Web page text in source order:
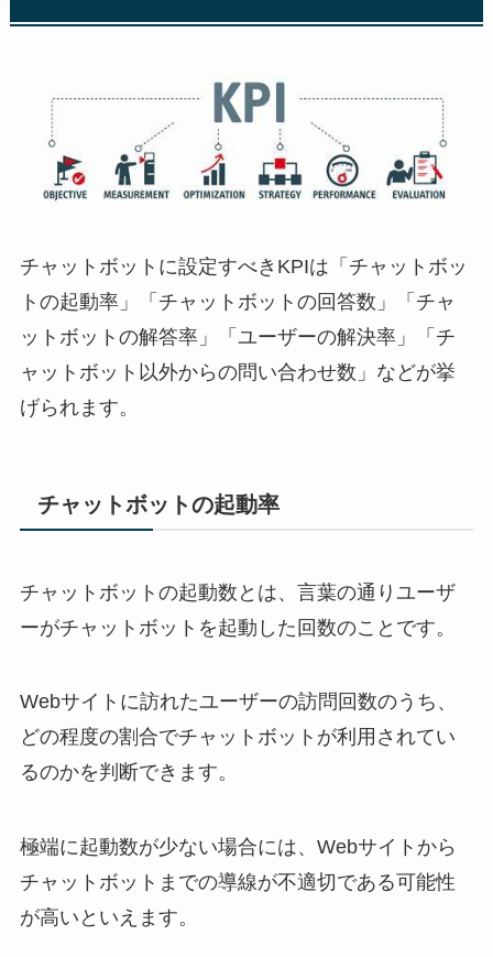
チャットボットに設定すべき KPIは「チャットボッ
トの起動率」「チャットボットの回答数」「チャ
ットボットの解答率」「ユーザーの解決率」「チ
ャットボット以外からの問い合わせ数」などが挙
げられます。
チャットボットの起動率
チャットボットの起動数とは、言葉の通りユーザ
ーがチャットボットを起動した回数のことです。
Webサイトに訪れたユーザーの訪問回数のうち、
どの程度の割合でチャットボットが利用されてい
るのかを判断できます。
極端に起動数が少ない場合には、 Webサイトから
チャットボットまでの導線が不適切である可能性
が高いといえます。